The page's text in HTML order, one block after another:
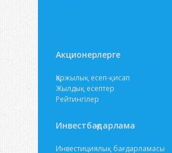
Акционерлерге
Қаржылық есеп-қисап
Жылдық есептер
Рейтингілер
Инвестбағдарлама
Инвестициялық бағдарламасы